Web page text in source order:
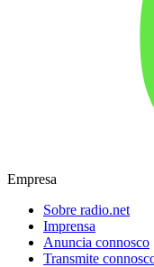
Empresa
Sobre radio.net
Imprensa
Anuncia connosco
Transmite